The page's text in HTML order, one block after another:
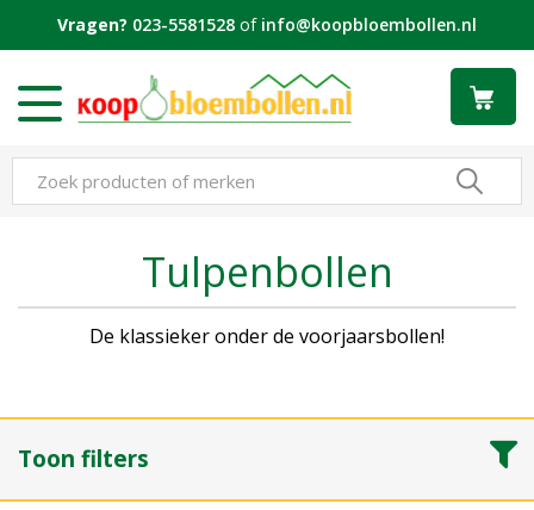
Vragen? 023-5581528 of info@koopbloembollen.nl
Tulpenbollen
De klassieker onder de voorjaarsbollen!
Toon filters